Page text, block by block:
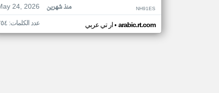
24, 2026
منذ شهرين NH91ES
ار تي عربي• arabic.rt.com عدد الكلمات: ٢٥٤